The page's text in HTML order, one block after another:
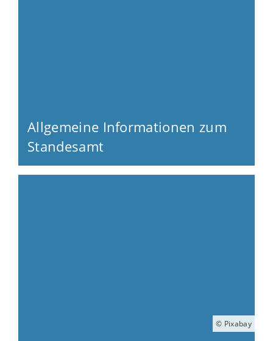
Allgemeine Informationen zum
Standesamt
© Pixabay